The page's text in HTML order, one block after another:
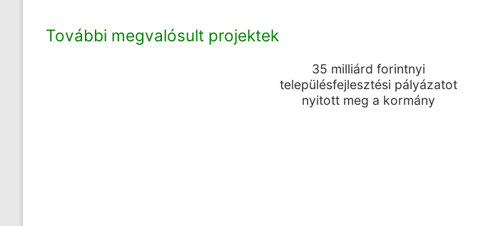
További megvalósult projektek
35 milliárd forintnyi
településfejlesztési pályázatot
nyitott meg a kormány